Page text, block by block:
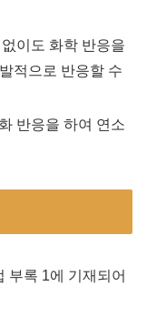
이도 화학 반응을
적으로 반응할 수
반응을 하여 연소
부록 1에 기재되어